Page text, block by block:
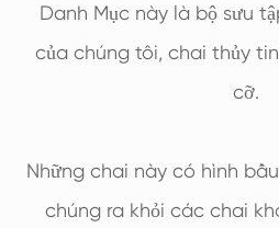
Danh Mục này là bộ sưu
của chúng tôi, chai thủy
cỡ.
Những chai này có hình
chúng ra khỏi các chai